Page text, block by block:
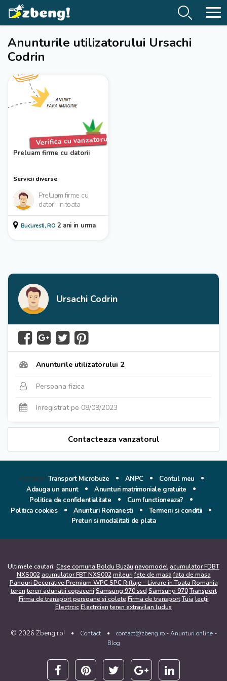
Anunturile utilizatorului Ursachi
Codrin
Verifica cu vanzatorul
Preluam firme cu datorii
Servicii diverse
Preluam firme cu
datorii in toata
Romania 100% legal
prin Registrul
Comertului avocat,
Bucuresti, RO 2 ani in urma
Ursachi Codrin
Anunturile utilizatorului 2
Persoana fizica
Inregistrat pe 08/09/2023
Contacteaza vanzatorul
Parteneri:Transport Microbuze ANPC
Contul meu
Adauga un anunt
Anunturi matrimoniale gratuite
Politica de confidentialitate
Cum functioneaza?
Politica cookies
Anunturi Romanesti
Termeni si conditii
Preturi si modalitati de plata
Ultimele cautari: Case comuna Boldu Buzău navomodelacumulator FDBT
NXS002 acumulator FBT NXS002 mileuri fete de masa fata de masa
Panouri Decorative Premium WPC SPC Riflaje – Livrare in Toata Romania
teren teren adunatii copaceni Samsung 970 ssd Samsung 970Transport
Firma de transport persoane si colete Firma de transportTuia lecții
ElectrcicElectrcian teren extravilan ludus
© 2026 Zbeng.ro! Contact contact@zbeng.ro-Anunturi online-
Blog